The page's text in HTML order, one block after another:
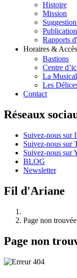
Histoire
Mission
Rapports
Horaires & Accès
Bastions
Centre
La
Les
Contact
Réseaux
Suivez-nous sur
Suivez-nous sur
Suivez-nous sur
BLOG
Newsletter
Fil d'Ariane
Page non trouvée
Page non